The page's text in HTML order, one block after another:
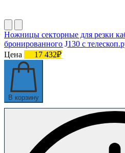
Ножницы секторные для резки
бронированного J130 с
Цена
17 432₽
В корзину